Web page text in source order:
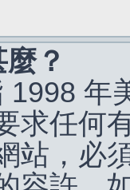
？
1998 年
求任何
站，必